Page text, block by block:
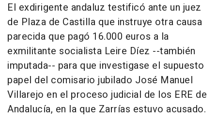
El exdirigente andaluz testificó ante un juez
de Plaza de Castilla que instruye otra causa
parecida que pagó 16.000 euros a la
exmilitante socialista Leire Díez --también
imputada-- para que investigase el supuesto
papel del comisario jubilado José Manuel
Villarejo en el proceso judicial de los ERE de
Andalucía, en la que Zarrías estuvo acusado.